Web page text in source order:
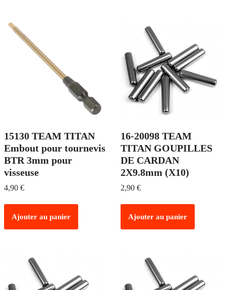
15130 TEAM TITAN
Embout pour tournevis
BTR 3mm pour
visseuse
4,90 €
Ajouter au panier
16-20098 TEAM
TITAN GOUPILLES
DE CARDAN
2X9.8mm (X10)
2,90 €
Ajouter au panier